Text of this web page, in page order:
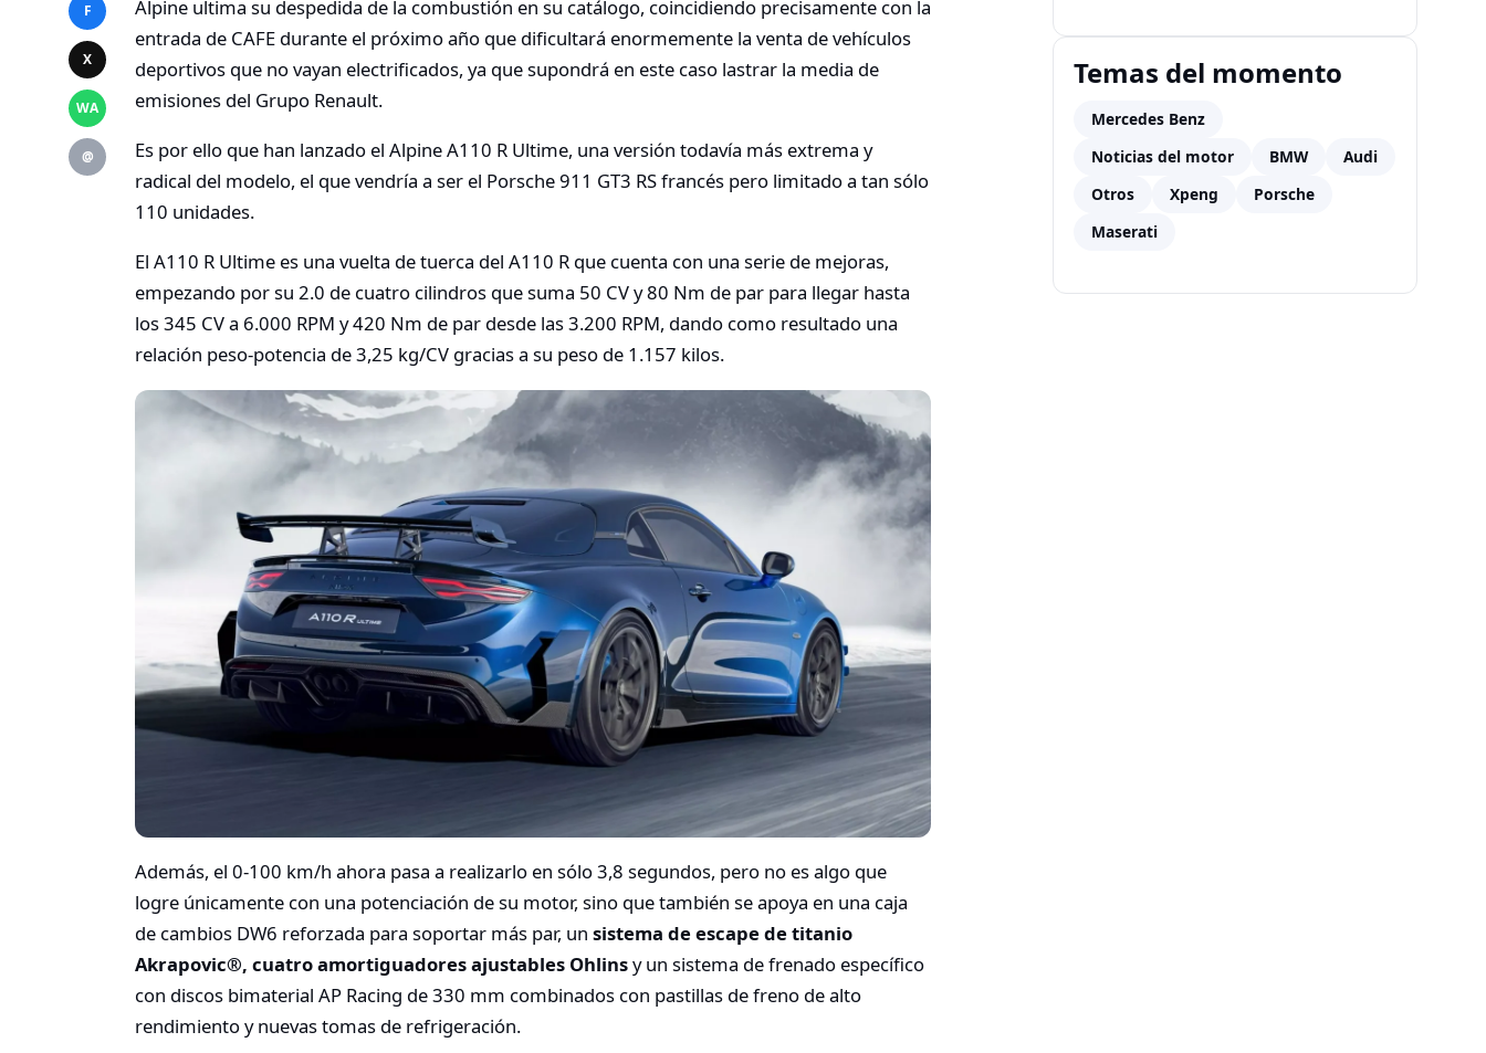
F
X
WA
@
Alpine ultima su despedida de la combustión en su catálogo, coincidiendo precisamente con la
entrada de CAFE durante el próximo año que dificultará enormemente la venta de vehículos
deportivos que no vayan electrificados, ya que supondrá en este caso lastrar la media de
emisiones del Grupo Renault.
Es por ello que han lanzado el Alpine A110 R Ultime, una versión todavía más extrema y
radical del modelo, el que vendría a ser el Porsche 911 GT3 RS francés pero limitado a tan sólo
110 unidades.
El A110 R Ultime es una vuelta de tuerca del A110 R que cuenta con una serie de mejoras,
empezando por su 2.0 de cuatro cilindros que suma 50 CV y 80 Nm de par para llegar hasta
los 345 CV a 6.000 RPM y 420 Nm de par desde las 3.200 RPM, dando como resultado una
relación peso-potencia de 3,25 kg/CV gracias a su peso de 1.157 kilos.
Además, el 0-100 km/h ahora pasa a realizarlo en sólo 3,8 segundos, pero no es algo que
logre únicamente con una potenciación de su motor, sino que también se apoya en una caja
de cambios DW6 reforzada para soportar más par, un sistema de escape de titanio
Akrapovic®, cuatro amortiguadores ajustables Ohlinsy un sistema de frenado específico
con discos bimaterial AP Racing de 330 mm combinados con pastillas de freno de alto
rendimiento y nuevas tomas de refrigeración.
Temas del momento
Mercedes Benz
Noticias del motor
BMW
Audi
Otros
Xpeng
Porsche
Maserati